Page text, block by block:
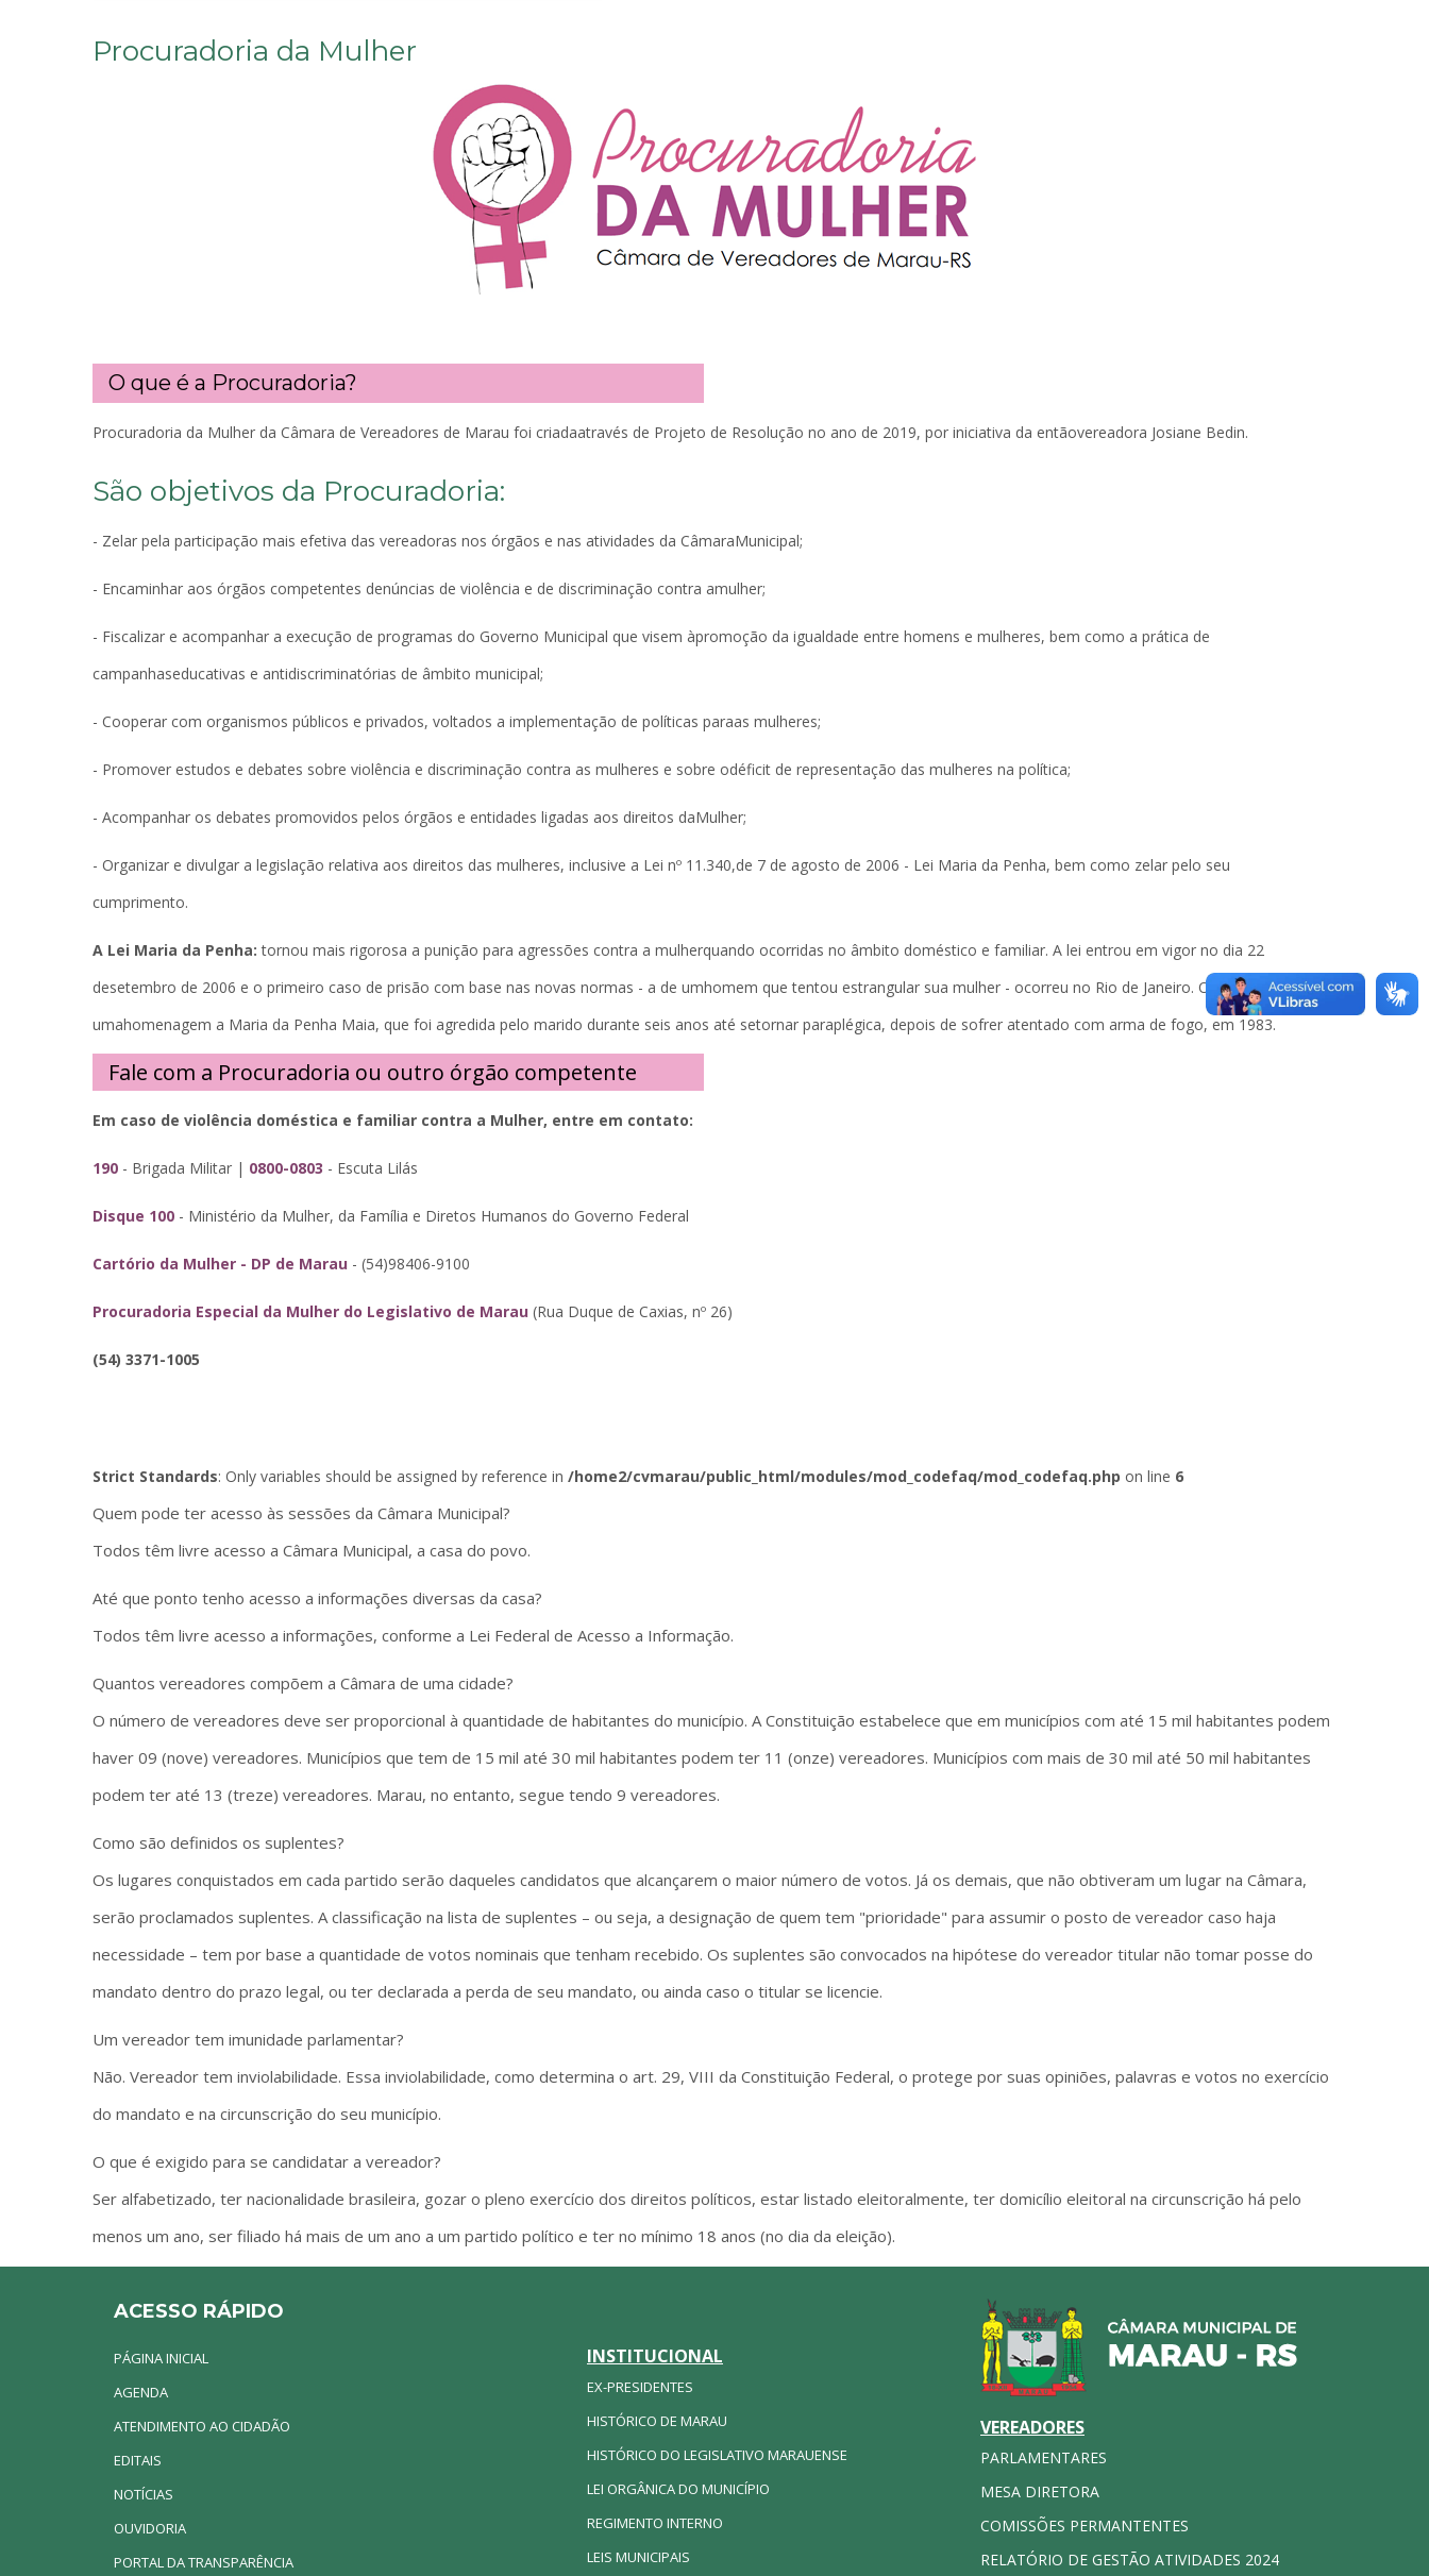
Procuradoria da Mulher
O que é a Procuradoria?
Procuradoria da Mulher da Câmara de Vereadores de Marau foi criadaatravés de Projeto de Resolução no ano de 2019, por iniciativa da entãovereadora Josiane Bedin.
São objetivos da Procuradoria:
- Zelar pela participação mais efetiva das vereadoras nos órgãos e nas atividades da CâmaraMunicipal;
- Encaminhar aos órgãos competentes denúncias de violência e de discriminação contra amulher;
- Fiscalizar e acompanhar a execução de programas do Governo Municipal que visem àpromoção da igualdade entre homens e mulheres, bem como a prática de
campanhaseducativas e antidiscriminatórias de âmbito municipal;
- Cooperar com organismos públicos e privados, voltados a implementação de políticas paraas mulheres;
- Promover estudos e debates sobre violência e discriminação contra as mulheres e sobre odéficit de representação das mulheres na política;
- Acompanhar os debates promovidos pelos órgãos e entidades ligadas aos direitos daMulher;
- Organizar e divulgar a legislação relativa aos direitos das mulheres, inclusive a Lei nº 11.340,de 7 de agosto de 2006 - Lei Maria da Penha, bem como zelar pelo seu
cumprimento.
A Lei Maria da Penha:tornou mais rigorosa a punição para agressões contra a mulherquando ocorridas no âmbito doméstico e familiar. A lei entrou em vigor no dia 22
desetembro de 2006 e o primeiro caso de prisão com base nas novas normas - a de umhomem que tentou estrangular sua mulher - ocorreu no Rio de Janeiro. O nome da lei é
umahomenagem a Maria da Penha Maia, que foi agredida pelo marido durante seis anos até setornar paraplégica, depois de sofrer atentado com arma de fogo, em 1983.
Fale com a Procuradoria ou outro órgão competente
Em caso de violência doméstica e familiar contra a Mulher, entre em contato:
190 - Brigada Militar | 0800-0803 - Escuta Lilás
Disque 100 - Ministério da Mulher, da Família e Diretos Humanos do Governo Federal
Cartório da Mulher - DP de Marau - (54)98406-9100
Procuradoria Especial da Mulher do Legislativo de Marau (Rua Duque de Caxias, nº 26)
(54) 3371-1005
Strict Standards: Only variables should be assigned by reference in /home2/cvmarau/public_html/modules/mod_codefaq/mod_codefaq.php on line 6
Quem pode ter acesso às sessões da Câmara Municipal?
Todos têm livre acesso a Câmara Municipal, a casa do povo.
Até que ponto tenho acesso a informações diversas da casa?
Todos têm livre acesso a informações, conforme a Lei Federal de Acesso a Informação.
Quantos vereadores compõem a Câmara de uma cidade?
O número de vereadores deve ser proporcional à quantidade de habitantes do município. A Constituição estabelece que em municípios com até 15 mil habitantes podem
haver 09 (nove) vereadores. Municípios que tem de 15 mil até 30 mil habitantes podem ter 11 (onze) vereadores. Municípios com mais de 30 mil até 50 mil habitantes
podem ter até 13 (treze) vereadores. Marau, no entanto, segue tendo 9 vereadores.
Como são definidos os suplentes?
Os lugares conquistados em cada partido serão daqueles candidatos que alcançarem o maior número de votos. Já os demais, que não obtiveram um lugar na Câmara,
serão proclamados suplentes. A classificação na lista de suplentes – ou seja, a designação de quem tem "prioridade" para assumir o posto de vereador caso haja
necessidade – tem por base a quantidade de votos nominais que tenham recebido. Os suplentes são convocados na hipótese do vereador titular não tomar posse do
mandato dentro do prazo legal, ou ter declarada a perda de seu mandato, ou ainda caso o titular se licencie.
Um vereador tem imunidade parlamentar?
Não. Vereador tem inviolabilidade. Essa inviolabilidade, como determina o art. 29, VIII da Constituição Federal, o protege por suas opiniões, palavras e votos no exercício
do mandato e na circunscrição do seu município.
O que é exigido para se candidatar a vereador?
Ser alfabetizado, ter nacionalidade brasileira, gozar o pleno exercício dos direitos políticos, estar listado eleitoralmente, ter domicílio eleitoral na circunscrição há pelo
menos um ano, ser filiado há mais de um ano a um partido político e ter no mínimo 18 anos (no dia da eleição).
ACESSO RÁPIDO
PÁGINA INICIAL
AGENDA
ATENDIMENTO AO CIDADÃO
EDITAIS
NOTÍCIAS
OUVIDORIA
PORTAL DA TRANSPARÊNCIA
INSTITUCIONAL
EX-PRESIDENTES
HISTÓRICO DE MARAU
HISTÓRICO DO LEGISLATIVO MARAUENSE
LEI ORGÂNICA DO MUNICÍPIO
REGIMENTO INTERNO
LEIS MUNICIPAIS
VEREADORES
PARLAMENTARES
MESA DIRETORA
COMISSÕES PERMANTENTES
RELATÓRIO DE GESTÃO ATIVIDADES 2024